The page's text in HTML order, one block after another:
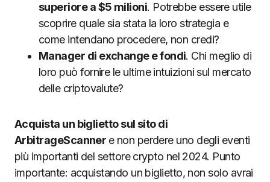
superiore a $5 milioni. Potrebbe essere utile
scoprire quale sia stata la loro strategia e
come intendano procedere, non credi?
Manager di exchange e fondi. Chi meglio di
loro può fornire le ultime intuizioni sul mercato
delle criptovalute?
Acquista un biglietto sul sito di
ArbitrageScanner e non perdere uno degli eventi
più importanti del settore crypto nel 2024. Punto
importante: acquistando un biglietto, non solo avrai